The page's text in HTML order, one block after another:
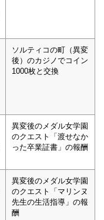
ソルティコの町（異変
後）のカジノでコイン
1000枚と交換
異変後のメダル女学園
のクエスト「渡せなか
った卒業証書」の報酬
異変後のメダル女学園
のクエスト「マリンヌ
先生の生活指導」の報
酬